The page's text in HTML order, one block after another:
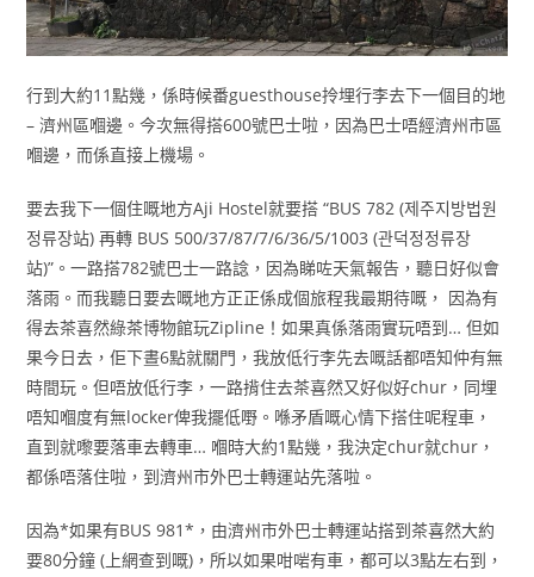
行到大約11點幾，係時候番guesthouse拎埋行李去下一個目的地
– 濟州區嗰邊。今次無得搭600號巴士啦，因為巴士唔經濟州市區
嗰邊，而係直接上機場。
要去我下一個住嘅地方Aji Hostel就要搭 “BUS 782 (제주지방법원
정류장站) 再轉 BUS 500/37/87/7/6/36/5/1003 (관덕정정류장
站)”。一路搭782號巴士一路諗，因為睇咗天氣報告，聽日好似會
落雨。而我聽日要去嘅地方正正係成個旅程我最期待嘅， 因為有
得去茶喜然綠茶博物館玩Zipline！如果真係落雨實玩唔到… 但如
果今日去，佢下晝6點就關門，我放低行李先去嘅話都唔知仲有無
時間玩。但唔放低行李，一路揹住去茶喜然又好似好chur，同埋
唔知嗰度有無locker俾我擺低嘢。喺矛盾嘅心情下搭住呢程車，
直到就嚟要落車去轉車… 嗰時大約1點幾，我決定chur就chur，
都係唔落住啦，到濟州市外巴士轉運站先落啦。
因為*如果有BUS 981*，由濟州市外巴士轉運站搭到茶喜然大約
要80分鐘 (上網查到嘅)，所以如果咁啱有車，都可以3點左右到，